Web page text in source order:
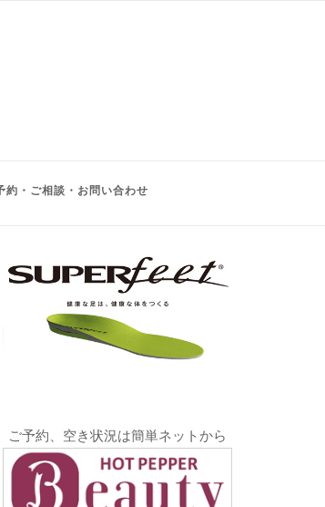
約・ご相談・お問い合わせ
ご予約、空き状況は簡単ネットから